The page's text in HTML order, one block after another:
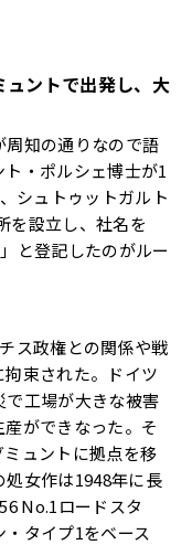
ントで出発し、大
知の通りなので語
・ポルシェ博士が1
シュトゥットガルト
を設立し、社名を
と登記したのがルー
ス政権との関係や戦
束された。ドイツ
工場が大きな被害
ができなった。そ
ュントに拠点を移
処女作は1948年に長
No.1ロードスタ
タイプ1をベース